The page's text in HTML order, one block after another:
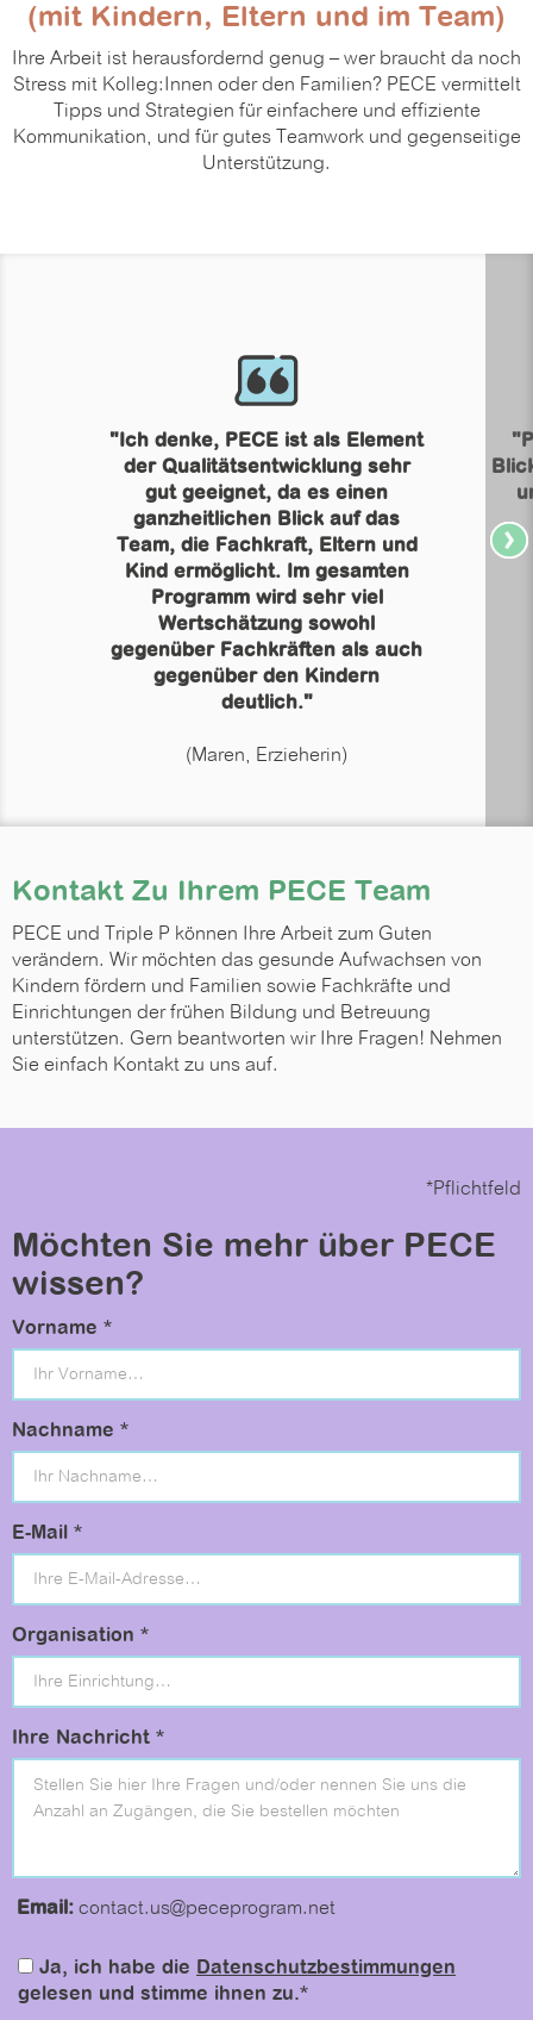
(mit Kindern, Eltern und im Team)
Ihre Arbeit ist herausfordernd genug – wer braucht da noch
Stress mit Kolleg:Innen oder den Familien? PECE vermittelt
Tipps und Strategien für einfachere und effiziente
Kommunikation, und für gutes Teamwork und gegenseitige
Unterstützung.
"Ich denke, PECE ist als Element
der Qualitätsentwicklung sehr
gut geeignet, da es einen
ganzheitlichen Blick auf das
Team, die Fachkraft, Eltern und
Kind ermöglicht. Im gesamten
Programm wird sehr viel
Wertschätzung sowohl
gegenüber Fachkräften als auch
gegenüber den Kindern
deutlich."
(Maren, Erzieherin)
Kontakt Zu Ihrem PECE Team
PECE und Triple P können Ihre Arbeit zum Guten
verändern. Wir möchten das gesunde Aufwachsen von
Kindern fördern und Familien sowie Fachkräfte und
Einrichtungen der frühen Bildung und Betreuung
unterstützen. Gern beantworten wir Ihre Fragen! Nehmen
Sie einfach Kontakt zu uns auf.
*Pflichtfeld
Möchten Sie mehr über PECE
wissen?
Vorname *
Nachname *
E-Mail *
Organisation *
Ihre Nachricht *
Email: contact.us@peceprogram.net
Ja, ich habe die Datenschutzbestimmungen
gelesen und stimme ihnen zu.*